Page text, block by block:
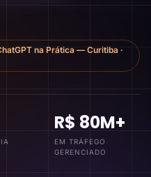
na Prática — Curitiba ·
R$ 80M+
EM TRÁFEGO
GERENCIADO